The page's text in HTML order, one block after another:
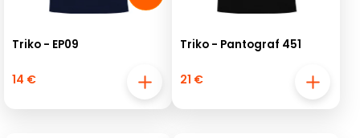
Triko - EP09
14 €
Triko - Pantograf 451
21 €